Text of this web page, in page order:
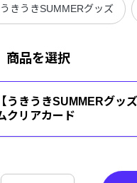
きうきSUMMERグッズ
商品を選択
【うきうきSUMMERグッ
クリアカード